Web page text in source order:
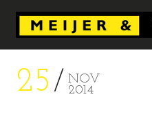
25
NOV
2014